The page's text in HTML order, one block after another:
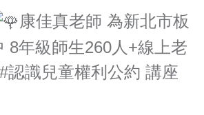
康佳真老師 為新北市板
8年級師生260人+線上老
#認識兒童權利公約 講座